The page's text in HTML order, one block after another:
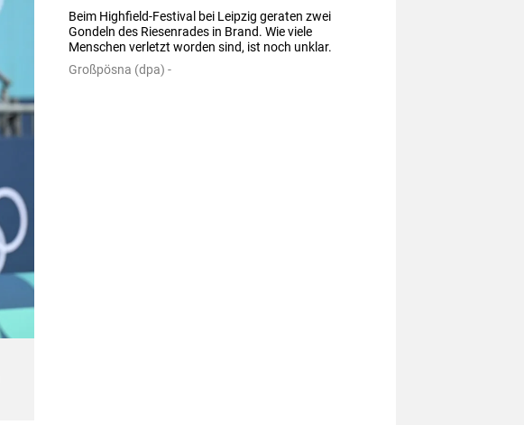
Beim Highfield-Festival bei Leipzig geraten zwei
Gondeln des Riesenrades in Brand. Wie viele
Menschen verletzt worden sind, ist noch unklar.
Großpösna (dpa) -